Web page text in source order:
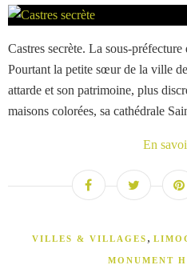
Castres secrète. La sous-
Pourtant la petite sœur de la ville
attarde et son patrimoine, plus
maisons colorées, sa cathédrale
En
VILLES & VILLAGES ,
MONUMENT